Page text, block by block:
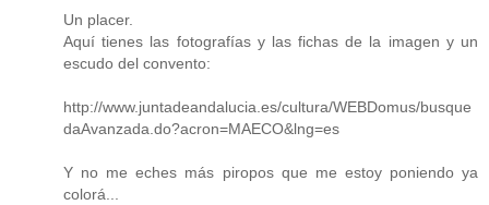
Un placer.
Aquí tienes las fotografías y las fichas de la imagen y un
escudo del convento:
http://www.juntadeandalucia.es/cultura/WEBDomus/busque
daAvanzada.do?acron=MAECO&lng=es
Y no me eches más piropos que me estoy poniendo ya
colorá...